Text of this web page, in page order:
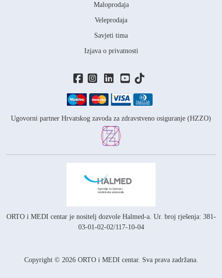
Copyright © 2026 ORTO i MEDI centar. Sva prava zadržana.
Ugovorni partner Hrvatskog zavoda za zdravstveno osiguranje (HZZO)
ORTO i MEDI centar je nositelj dozvole Halmed-a. Ur. broj rješenja: 381-
03-01-02-02/117-10-04
Maloprodaja
Veleprodaja
Savjeti tima
Izjava o privatnosti